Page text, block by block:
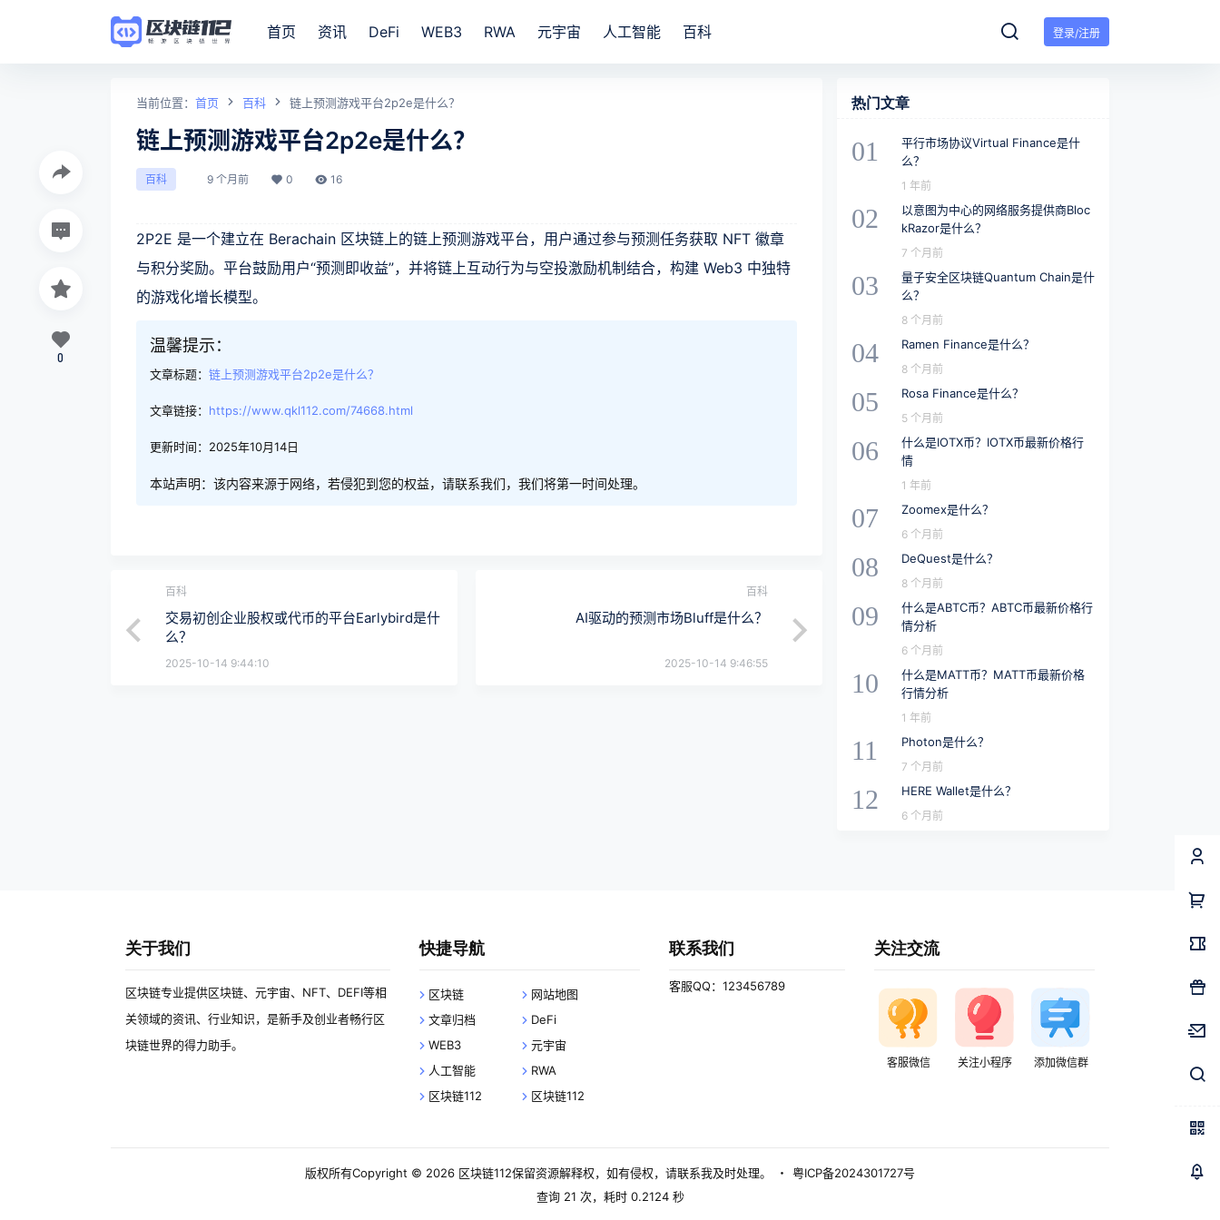
登录/注册
首页 资讯 DeFi WEB3 RWA 元宇宙 人工智能 百科
当前位置： 首页 百科 链上预测游戏平台2p2e是什么？
链上预测游戏平台2p2e是什么？
百科 9 个月前 0 16
2P2E 是一个建立在 Berachain 区块链上的链上预测游戏平台，用户通过参与预测任务获取 NFT 徽章
与积分奖励。平台鼓励用户“预测即收益”，并将链上互动行为与空投激励机制结合，构建 Web3 中独特
的游戏化增长模型。
温馨提示：
文章标题： 链上预测游戏平台2p2e是什么？
文章链接： https://www.qkl112.com/74668.html
更新时间：2025年10月14日
本站声明：该内容来源于网络，若侵犯到您的权益，请联系我们，我们将第一时间处理。
0
百科
交易初创企业股权或代币的平台Earlybird是什
么？
2025-10-14 9:44:10
百科
AI驱动的预测市场Bluff是什么？
2025-10-14 9:46:55
热门文章
01
平行市场协议Virtual Finance是什
么？
1 年前
02
以意图为中心的网络服务提供商Bloc
kRazor是什么？
7 个月前
03
量子安全区块链Quantum Chain是什
么？
8 个月前
04 Ramen Finance是什么？
8 个月前
05 Rosa Finance是什么？
5 个月前
06
什么是IOTX币？IOTX币最新价格行
情
1 年前
07 Zoomex是什么？
6 个月前
08 DeQuest是什么？
8 个月前
09
什么是ABTC币？ABTC币最新价格行
情分析
6 个月前
10
什么是MATT币？MATT币最新价格
行情分析
1 年前
11 Photon是什么？
7 个月前
12 HERE Wallet是什么？
6 个月前
关于我们
区块链专业提供区块链、元宇宙、NFT、DEFI等相
关领域的资讯、行业知识，是新手及创业者畅行区
块链世界的得力助手。
快捷导航
区块链
网站地图
文章归档
DeFi
WEB3
元宇宙
人工智能
RWA
区块链112
区块链112
联系我们
客服QQ：123456789
关注交流
客服微信 关注小程序 添加微信群
版权所有Copyright © 2026 区块链112保留资源解释权，如有侵权，请联系我及时处理。 ・
粤ICP备2024301727号
查询 21 次，耗时 0.2124 秒